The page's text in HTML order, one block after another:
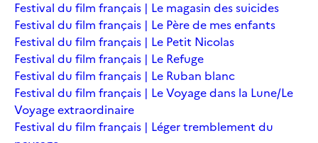
Festival du film français | Le magasin des suicides
Festival du film français | Le Père de mes enfants
Festival du film français | Le Petit Nicolas
Festival du film français | Le Refuge
Festival du film français | Le Ruban blanc
Festival du film français | Le Voyage dans la Lune/Le
Voyage extraordinaire
Festival du film français | Léger tremblement du